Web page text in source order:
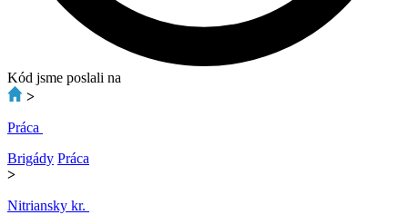
Kód jsme poslali na
>
Práca
Brigády Práca
>
Nitriansky kr.